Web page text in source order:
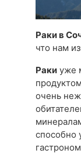
Раки в
что нам
Раки уже
очень
способно